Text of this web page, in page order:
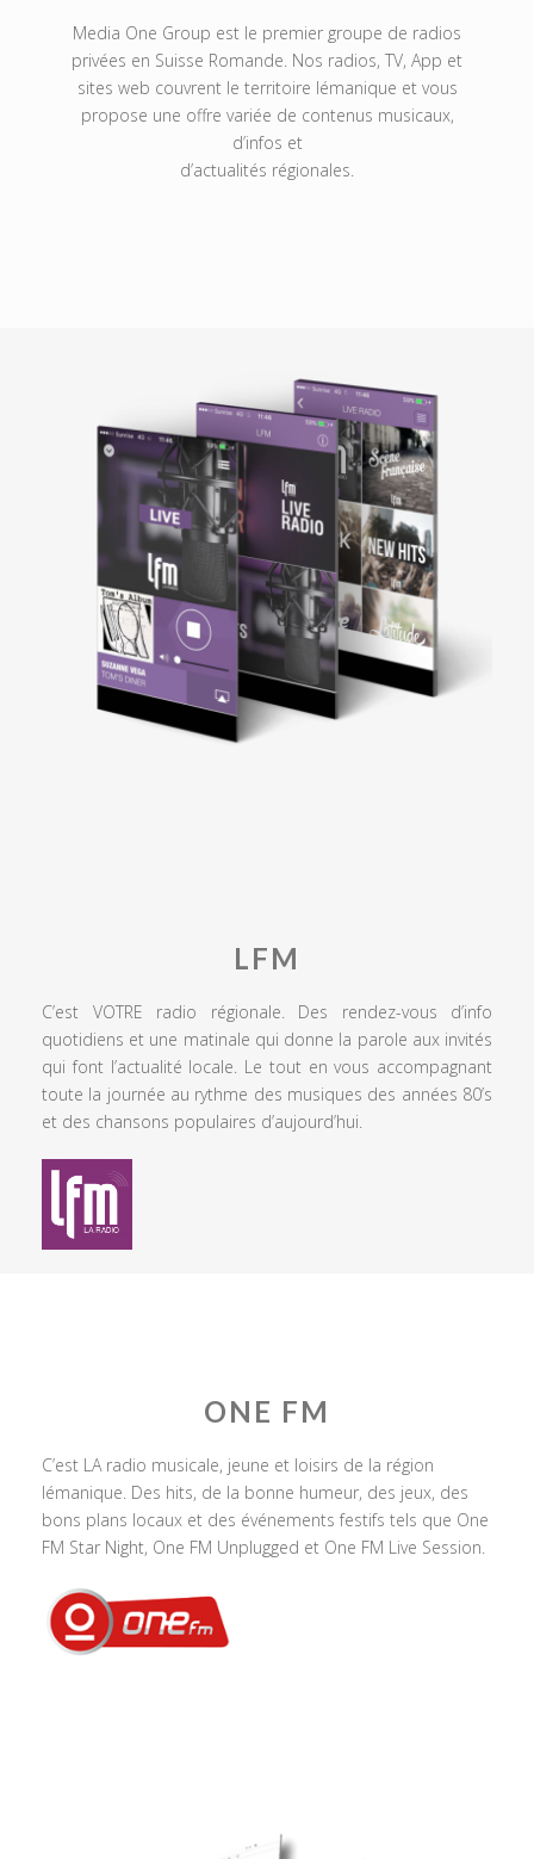
Media One Group est le premier groupe de radios
privées en Suisse Romande. Nos radios, TV, App et
sites web couvrent le territoire lémanique et vous
propose une offre variée de contenus musicaux,
d’infos et
d’actualités régionales.
LFM
C’est VOTRE radio régionale. Des rendez-vous d’info
quotidiens et une matinale qui donne la parole aux invités
qui font l’actualité locale. Le tout en vous accompagnant
toute la journée au rythme des musiques des années 80’s
et des chansons populaires d’aujourd’hui.
ONE FM
C’est LA radio musicale, jeune et loisirs de la région
lémanique. Des hits, de la bonne humeur, des jeux, des
bons plans locaux et des événements festifs tels que One
FM Star Night, One FM Unplugged et One FM Live Session.